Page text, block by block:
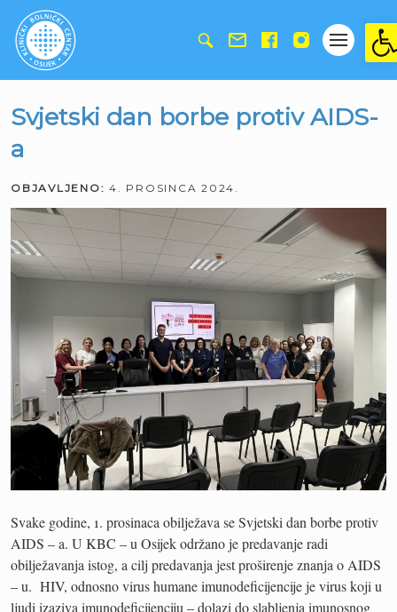
Svjetski dan borbe protiv AIDS-
a
OBJAVLJENO: 4. PROSINCA 2024.
Svake godine, 1. prosinaca obilježava se Svjetski dan borbe protiv
AIDS – a. U KBC – u Osijek održano je predavanje radi
obilježavanja istog, a cilj predavanja jest proširenje znanja o AIDS
– u. HIV, odnosno virus humane imunodeficijencije je virus koji u
ljudi izaziva imunodeficijenciju – dolazi do slabljenja imunosnog